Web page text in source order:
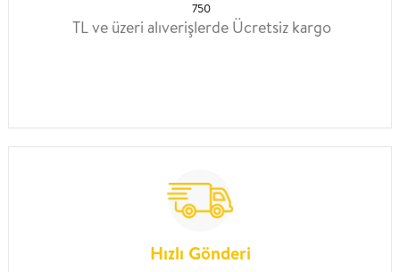
750
TL ve üzeri alıverişlerde Ücretsiz kargo
Hızlı Gönderi